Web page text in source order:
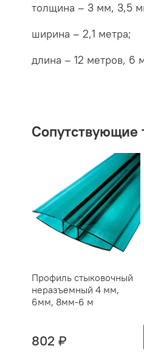
толщина – 3 мм, 3,5
ширина – 2,1 метра;
длина – 12 метров, 6
Сопутствующие
Профиль стыковочный
неразъемный 4 мм,
6мм, 8мм-6 м
802 ₽